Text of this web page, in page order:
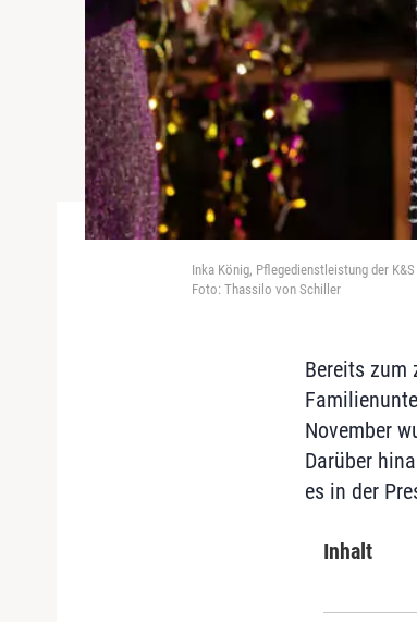
Inka König, Pflegedienstleistung der
Foto: Thassilo von Schiller
Bereits zum
November
Darüber
es in der
Inhalt